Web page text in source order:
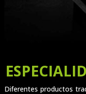
Diferentes productos